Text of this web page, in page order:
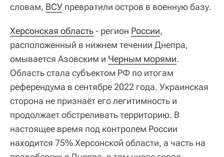
словам, ВСУ превратили остров в военную базу.
Херсонская область- регион России,
расположенный в нижнем течении Днепра,
омывается Азовским и Черным морями.
Область стала субъектом РФ по итогам
референдума в сентябре 2022 года. Украинская
сторона не признаёт его легитимность и
продолжает обстреливать территорию. В
настоящее время под контролем России
находится 75% Херсонской области, а часть на